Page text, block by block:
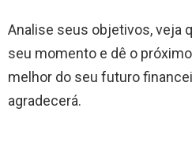
Analise seus objetivos, veja
seu momento e dê o
melhor do seu futuro
agradecerá.